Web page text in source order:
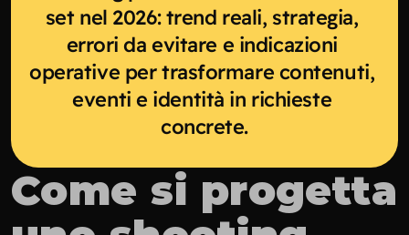
set nel 2026: trend reali, strategia,
errori da evitare e indicazioni
operative per trasformare contenuti,
eventi e identità in richieste
concrete.
Come si progetta